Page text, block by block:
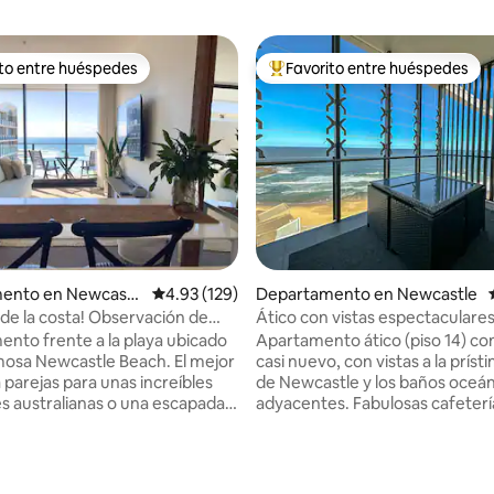
en Favorito entre huéspedes
entre huéspedes
en Newcastl
Calificación promedio: 4.93 de 5; 129
4.93 (129)
la costa! Observación de
el balcón
frente a la playa ubicado
Newcastle Beach. El mejor
parejas para unas increíbles
australianas o una escapada
De los mejores en Favorito
Favorito entre huéspedes
Departamento en Newcastle
Ático con vistas
playa, Newcastle Beach
Apartamento ático (piso 14)
casi nuevo, con vistas a la
de Newcastle y los baños
adyacentes. Fabulosas